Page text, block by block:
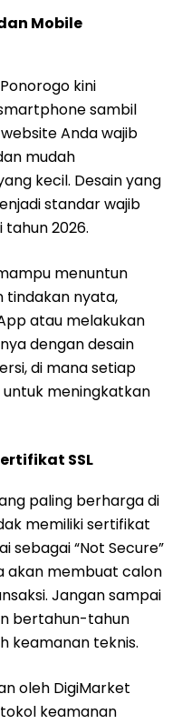
Mobile
kini
sambil
Anda wajib
mudah
kecil. Desain yang
standar wajib
2026.
menuntun
tindakan nyata,
atau melakukan
dengan desain
di mana setiap
untuk meningkatkan
SSL
paling berharga di
memiliki sertifikat
sebagai “Not Secure”
akan membuat calon
Jangan sampai
bertahun-tahun
keamanan teknis.
oleh DigiMarket
keamanan